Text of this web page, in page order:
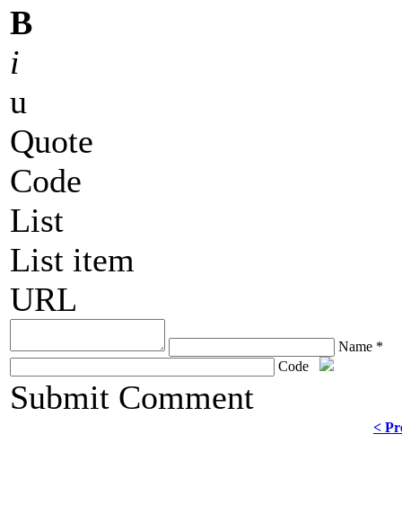
B
i
u
Quote
Code
List
List item
URL
Name *
Code
Submit Comment
<